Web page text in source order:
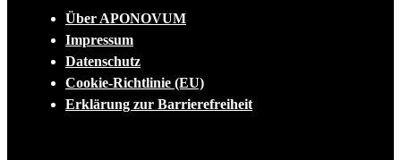
Über APONOVUM
Impressum
Datenschutz
Cookie-Richtlinie (EU)
Erklärung zur Barrierefreiheit